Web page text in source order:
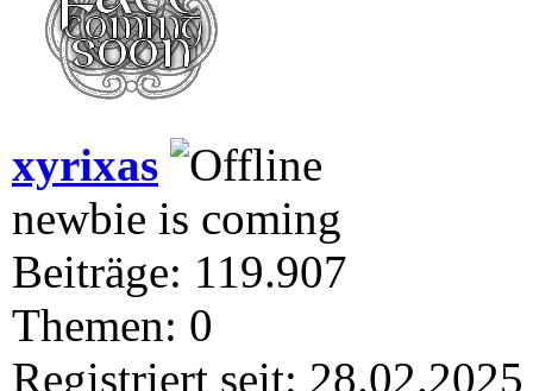
xyrixas
newbie is coming
Beiträge: 119.907
Themen: 0
Registriert seit: 28.02.2025